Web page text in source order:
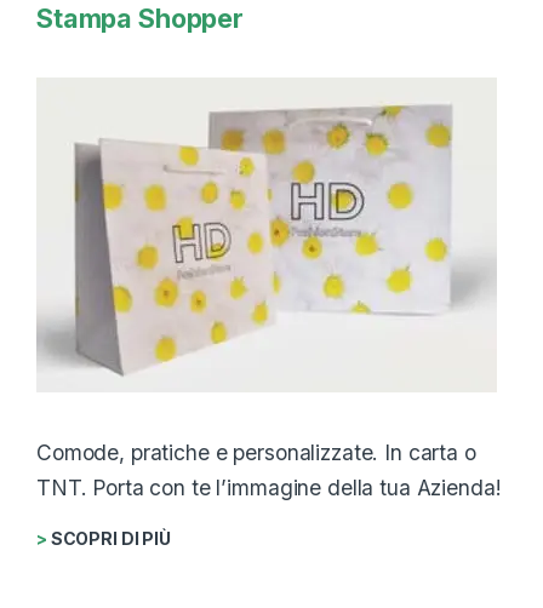
Stampa Shopper
Comode, pratiche e personalizzate. In carta o
TNT. Porta con te l’immagine della tua Azienda!
> SCOPRI DI PIÙ